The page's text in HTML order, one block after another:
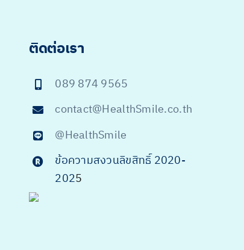
ติดต่อเรา
089 874 9565
contact@HealthSmile.co.th
@HealthSmile
ข้อความสงวนลิขสิทธิ์ 2020-
2025